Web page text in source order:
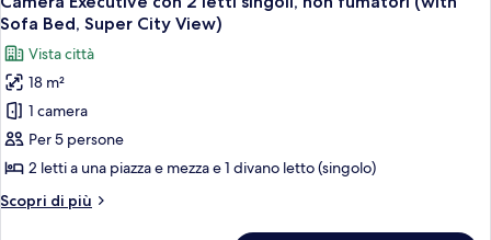
fumatori,
vista
città
king
divano
letto,
non
fumatori,
vista
tutte
le
foto
per
Camera
Executive
con
2
letti
Sofa Bed, Super City View)
Vista città
18 m²
1 camera
Per 5 persone
2 letti a una piazza e mezza e 1 divano letto (singolo)
Scopri di più
Altri